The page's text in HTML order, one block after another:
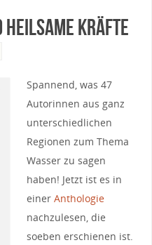
Kräfte
Spannend, was 47
Autorinnen aus ganz
unterschiedlichen
Regionen zum Thema
Wasser zu sagen
haben! Jetzt ist es in
einer Anthologie
nachzulesen, die
soeben erschienen ist.